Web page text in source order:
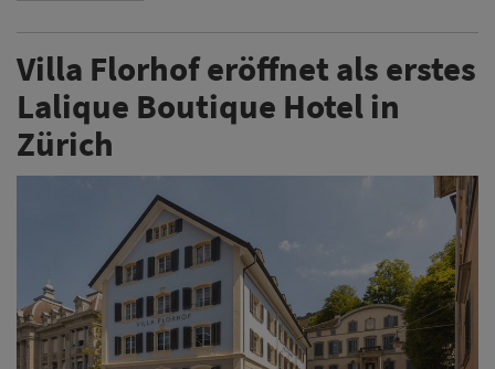
Villa Florhof eröffnet als erstes
Lalique Boutique Hotel in
Zürich